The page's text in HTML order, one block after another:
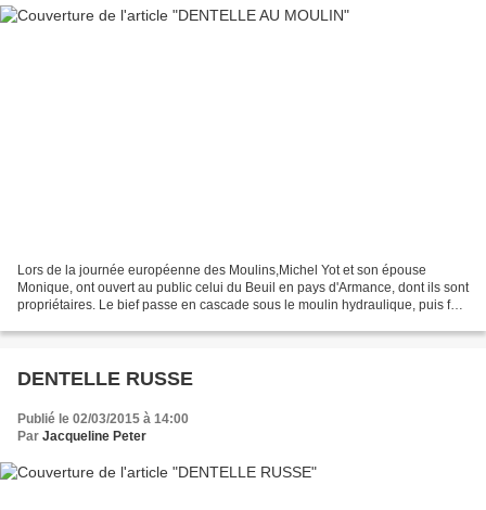
Lors de la journée européenne des Moulins,Michel Yot et son épouse
Monique, ont ouvert au public celui du Beuil en pays d'Armance, dont ils sont
propriétaires. Le bief passe en cascade sous le moulin hydraulique, puis fait
DENTELLE RUSSE
Publié le 02/03/2015 à 14:00
Par Jacqueline Peter